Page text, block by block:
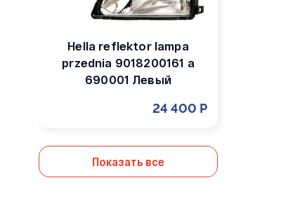
Hella reflektor lampa
przednia 9018200161 a
690001 Левый
24 400 Р
Показать все